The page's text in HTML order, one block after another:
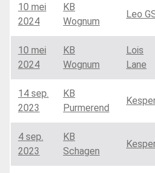
10 mei
2024
KB
Wognum
Leo
10 mei
2024
KB
Wognum
Lois
Lane
14 sep.
2023
KB
Purmerend
4 sep.
2023
KB
Schagen